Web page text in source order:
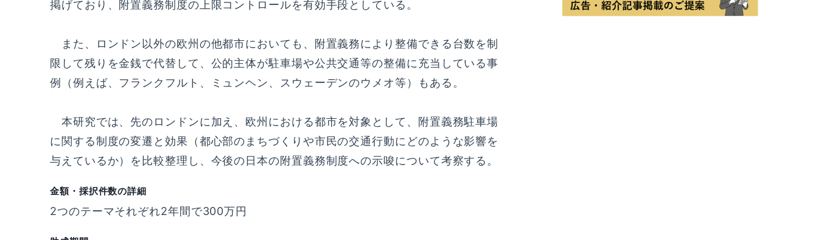
掲げており、附置義務制度の上限コントロールを有効手段としている。
また、ロンドン以外の欧州の他都市においても、附置義務により整備できる台数を制
限して残りを金銭で代替して、公的主体が駐車場や公共交通等の整備に充当している事
例（例えば、フランクフルト、ミュンヘン、スウェーデンのウメオ等）もある。
本研究では、先のロンドンに加え、欧州における都市を対象として、附置義務駐車場
に関する制度の変遷と効果（都心部のまちづくりや市民の交通行動にどのような影響を
与えているか）を比較整理し、今後の日本の附置義務制度への示唆について考察する。
金額・採択件数の詳細
2つのテーマそれぞれ2年間で300万円